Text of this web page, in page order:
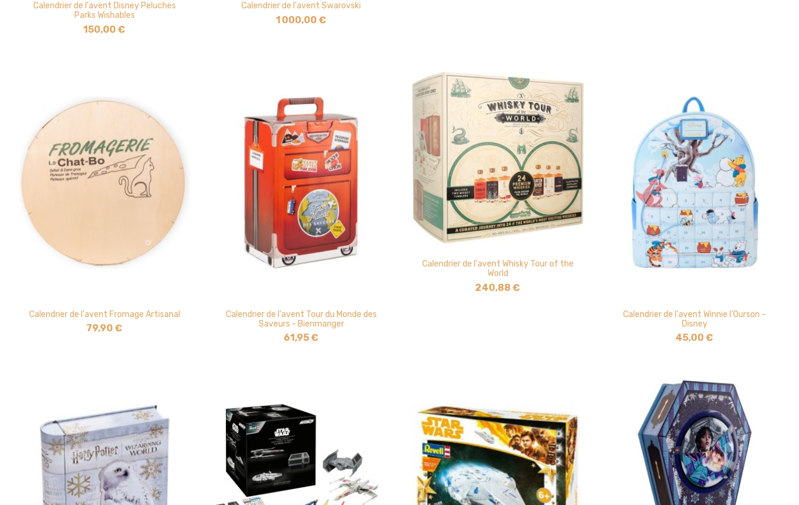
Calendrier de l'avent Disney Peluches
Parks Wishables
150,00 €
Calendrier de l'avent Swarovski
1 000,00 €
Calendrier de l'avent Fromage Artisanal
79,90 €
Calendrier de l'avent Tour du Monde des
Saveurs - Bienmanger
61,95 €
Calendrier de l'avent Whisky Tour of the
World
240,88 €
Calendrier de l'avent Winnie l’Ourson -
Disney
45,00 €